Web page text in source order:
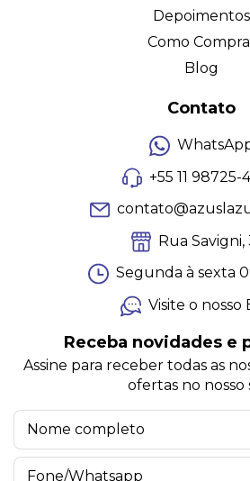
Depoimentos
Como
Blog
Contato
+55 11 98725-
Rua Savigni,
Segunda à sexta
Visite o nosso
Receba novidades e
Assine para receber todas as
ofertas no nosso